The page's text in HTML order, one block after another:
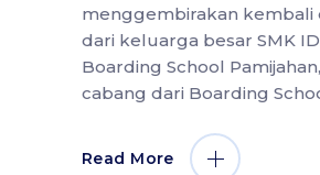
menggembirakan kembali
dari keluarga besar SMK
Boarding School
cabang dari Boarding
Read More